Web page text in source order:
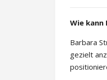
Wie
Barbara
gezielt